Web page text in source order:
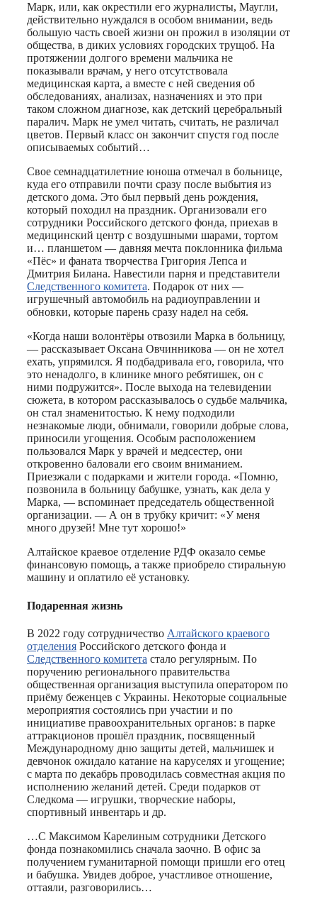
Марк, или, как окрестили его журналисты, Маугли,
действительно нуждался в особом внимании, ведь
большую часть своей жизни он прожил в изоляции от
общества, в диких условиях городских трущоб. На
протяжении долгого времени мальчика не
показывали врачам, у него отсутствовала
медицинская карта, а вместе с ней сведения об
обследованиях, анализах, назначениях и это при
таком сложном диагнозе, как детский церебральный
паралич. Марк не умел читать, считать, не различал
цветов. Первый класс он закончит спустя год после
описываемых событий…
Свое семнадцатилетние юноша отмечал в больнице,
куда его отправили почти сразу после выбытия из
детского дома. Это был первый день рождения,
который походил на праздник. Организовали его
сотрудники Российского детского фонда, приехав в
медицинский центр с воздушными шарами, тортом
и… планшетом — давняя мечта поклонника фильма
«Пёс» и фаната творчества Григория Лепса и
Дмитрия Билана. Навестили парня и представители
Следственного комитета. Подарок от них —
игрушечный автомобиль на радиоуправлении и
обновки, которые парень сразу надел на себя.
«Когда наши волонтёры отвозили Марка в больницу,
— рассказывает Оксана Овчинникова — он не хотел
ехать, упрямился. Я подбадривала его, говорила, что
это ненадолго, в клинике много ребятишек, он с
ними подружится». После выхода на телевидении
сюжета, в котором рассказывалось о судьбе мальчика,
он стал знаменитостью. К нему подходили
незнакомые люди, обнимали, говорили добрые слова,
приносили угощения. Особым расположением
пользовался Марк у врачей и медсестер, они
откровенно баловали его своим вниманием.
Приезжали с подарками и жители города. «Помню,
позвонила в больницу бабушке, узнать, как дела у
Марка, — вспоминает председатель общественной
организации. — А он в трубку кричит: «У меня
много друзей! Мне тут хорошо!»
Алтайское краевое отделение РДФ оказало семье
финансовую помощь, а также приобрело стиральную
машину и оплатило её установку.
Подаренная жизнь
В 2022 году сотрудничество Алтайского краевого
отделения Российского детского фонда и
Следственного комитета стало регулярным. По
поручению регионального правительства
общественная организация выступила оператором по
приёму беженцев с Украины. Некоторые социальные
мероприятия состоялись при участии и по
инициативе правоохранительных органов: в парке
аттракционов прошёл праздник, посвященный
Международному дню защиты детей, мальчишек и
девчонок ожидало катание на каруселях и угощение;
с марта по декабрь проводилась совместная акция по
исполнению желаний детей. Среди подарков от
Следкома — игрушки, творческие наборы,
спортивный инвентарь и др.
…С Максимом Карелиным сотрудники Детского
фонда познакомились сначала заочно. В офис за
получением гуманитарной помощи пришли его отец
и бабушка. Увидев доброе, участливое отношение,
оттаяли, разговорились…